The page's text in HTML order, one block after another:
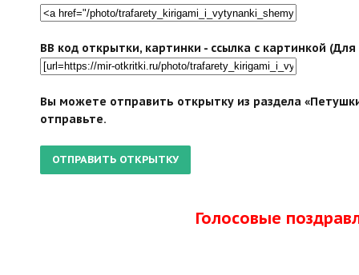
BB код открытки, картинки - ссылка с картинкой
Вы можете отправить открытку из раздела
отправьте.
Голосовые